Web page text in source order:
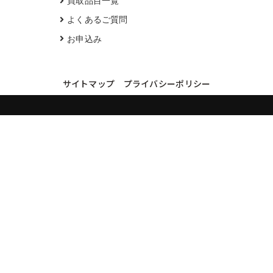
よくあるご質問
お申込み
サイトマップ プライバシーポリシー